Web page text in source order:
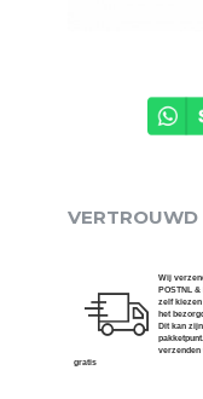
VERTROUWD
Wij
POSTNL
zelf kiezen
het
Dit kan
verzenden
gratis